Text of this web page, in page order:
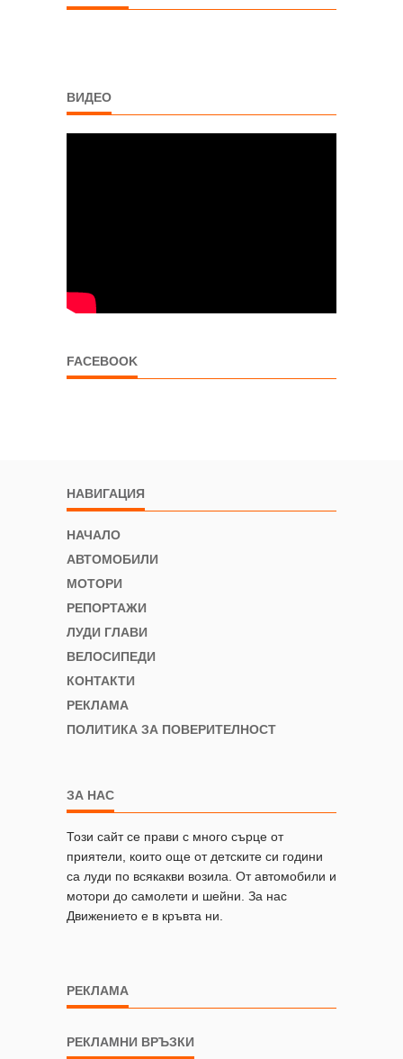
ВИДЕО
FACEBOOK
НАВИГАЦИЯ
НАЧАЛО
АВТОМОБИЛИ
МОТОРИ
РЕПОРТАЖИ
ЛУДИ ГЛАВИ
ВЕЛОСИПЕДИ
КОНТАКТИ
РЕКЛАМА
ПОЛИТИКА ЗА ПОВЕРИТЕЛНОСТ
ЗА НАС
Този сайт се прави с много сърце от
приятели, които още от детските си години
са луди по всякакви возила. От автомобили и
мотори до самолети и шейни. За нас
Движението е в кръвта ни.
РЕКЛАМА
РЕКЛАМНИ ВРЪЗКИ